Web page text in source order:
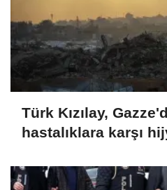
Türk Kızılay,
hastalıklara karşı